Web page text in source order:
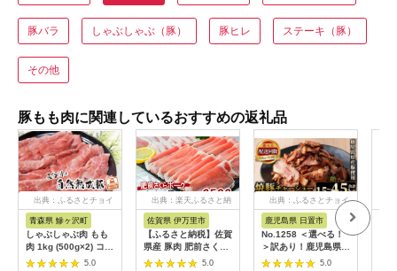
豚バラ しゃぶしゃぶ（豚） 豚ヒレ ステーキ（豚）
その他
豚もも肉に関連しているおすすめの返礼品
出典：ふるさとチョイ
青森県 鰺ヶ沢町
しゃぶしゃぶ肉 もも
肉 1kg (500g×2) コク
のある旨味とジューシ
5.0
出典：楽天ふるさと納
佐賀県 伊万里市
【ふるさと納税】佐賀
県産 豚肉 肥前さくら
ポーク モモ スライス
5.0
出典：ふるさとチョイ
鹿児島県 日置市
No.1258 ＜選べる！
＞訳あり！鹿児島県産
焼豚スライス端材
5.0